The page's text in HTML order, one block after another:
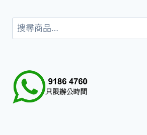
搜
尋